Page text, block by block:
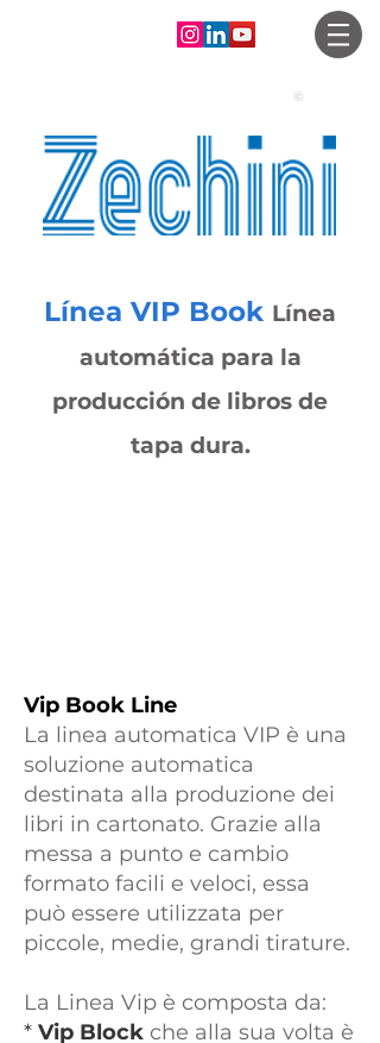
©
Línea VIP Book Línea
automática para la
producción de libros de
tapa dura.
Vip Book Line
La linea automatica VIP è una
soluzione automatica
destinata alla produzione dei
libri in cartonato. Grazie alla
messa a punto e cambio
formato facili e veloci, essa
può essere utilizzata per
piccole, medie, grandi tirature.
La Linea Vip è composta da:
* Vip Block che alla sua volta è